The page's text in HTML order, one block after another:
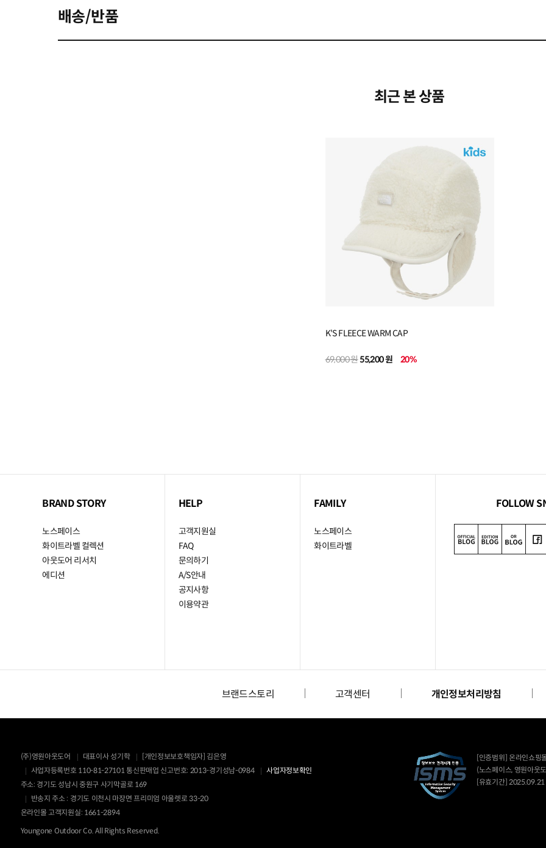
배송/반품
최근 본 상품
K'S FLEECE WARM CAP
69,000 원55,200 원 20%
BRAND STORY
노스페이스
화이트라벨 컬렉션
아웃도어 리서치
에디션
HELP
고객지원실
FAQ
문의하기
A/S안내
공지사항
이용약관
FAMILY
노스페이스
화이트라벨
FOLLOW
브랜드스토리 고객센터 개인정보처리방침
(주)영원아웃도어 대표이사 성기학
[개인정보보호책임자] 김은영
사업자등록번호 110-81-27101통신판매업 신고번호: 2013-경기성남-0984
사업자정보확인
주소: 경기도 성남시 중원구 사기막골로 169
반송지 주소 : 경기도 이천시 마장면 프리미엄 아울렛로 33-20
온라인몰 고객지원실: 1661-2894
Youngone Outdoor Co. All Rights Reserved.
[인증범위] 온라인쇼핑
(노스페이스, 영원아웃
[유효기간]